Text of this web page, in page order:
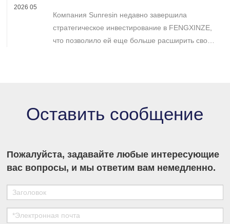
2026 05
бизнеса в области промышленной
хроматографии.
Компания Sunresin недавно завершила
стратегическое инвестирование в FENGXINZE,
что позволило ей еще больше расширить свое
Оставить сообщение
Пожалуйста, задавайте любые интересующие
вас вопросы, и мы ответим вам немедленно.